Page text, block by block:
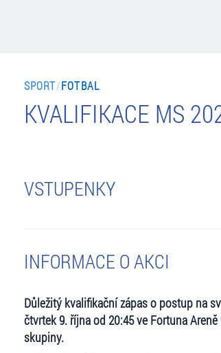
SPORT/FOTBAL
KVALIFIKACE MS
VSTUPENKY
INFORMACE O AKCI
Důležitý kvalifikační zápas o postup na
čtvrtek 9. října od 20:45 ve Fortuna
skupiny.